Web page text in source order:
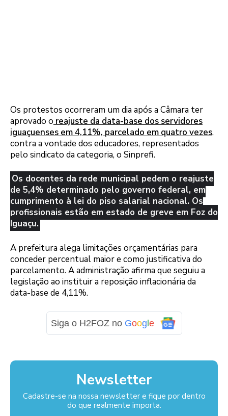
Os protestos ocorreram um dia após a Câmara ter
aprovado o reajuste da data-base dos servidores
iguaçuenses em 4,11%, parcelado em quatro vezes,
contra a vontade dos educadores, representados
pelo sindicato da categoria, o Sinprefi.
Os docentes da rede municipal pedem o reajuste
de 5,4% determinado pelo governo federal, em
cumprimento à lei do piso salarial nacional. Os
profissionais estão em estado de greve em Foz do
Iguaçu.
A prefeitura alega limitações orçamentárias para
conceder percentual maior e como justificativa do
parcelamento. A administração afirma que seguiu a
legislação ao instituir a reposição inflacionária da
data-base de 4,11%.
Siga o H2FOZ no Goog e
Newsletter
Cadastre-se na nossa newsletter e fique por dentro
do que realmente importa.